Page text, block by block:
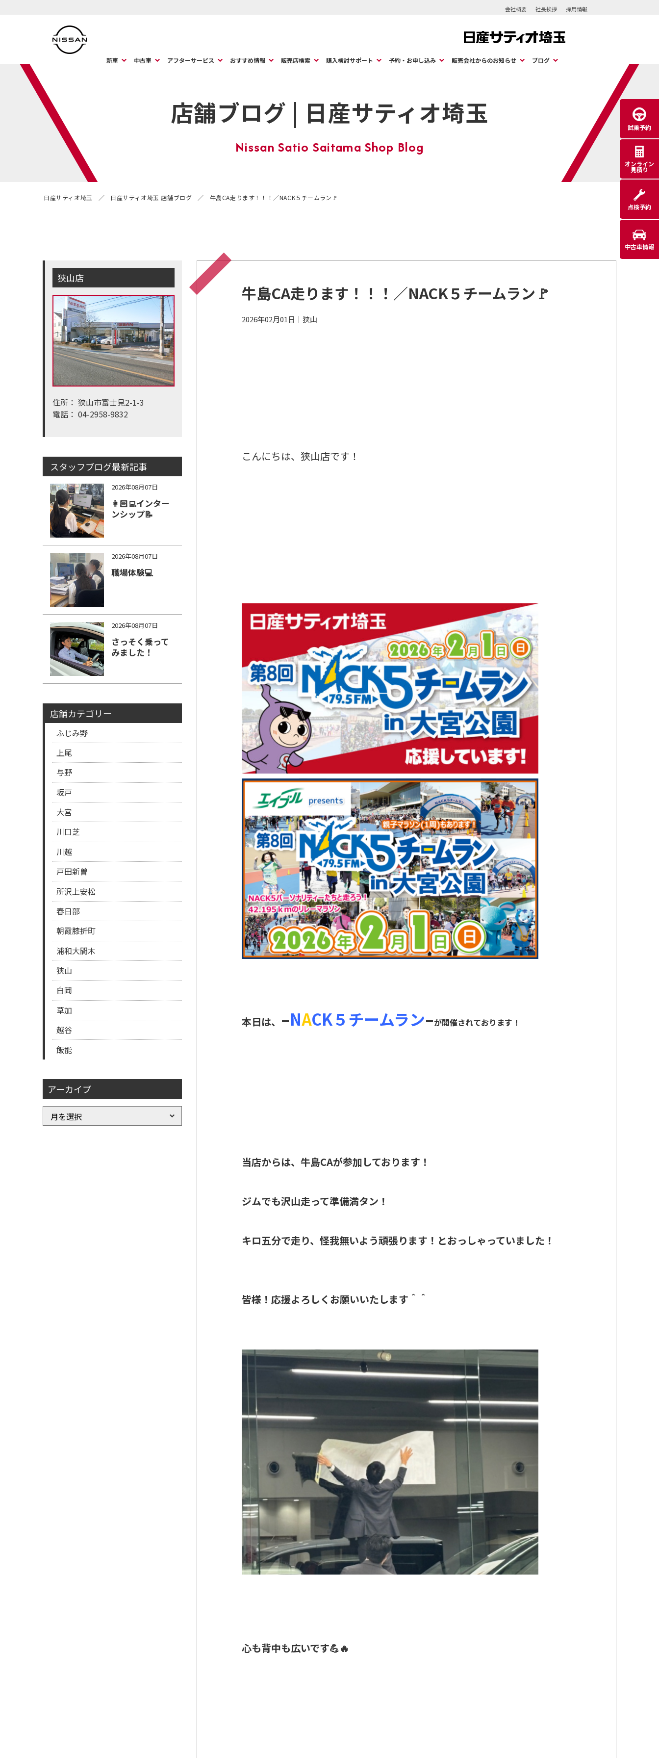
会社概要 社長挨拶 採用情報
新車 中古車 アフターサービス おすすめ情報 販売店検索 購入検討サポート 予約・お申し込み 販売会社からのお知らせ ブログ
店舗ブログ | 日産サティオ埼玉
日産サティオ埼玉 日産サティオ埼玉 店舗ブログ 牛島CA走ります！！！／NACK５チームラン🚩
牛島CA走ります！！！／NACK５チームラン🚩
2026年02月01日 ｜ 狭山
こんにちは、狭山店です！
本日は、 –NACK５チームラン–が開催されております！
当店からは、牛島CAが参加しております！
ジムでも沢山走って準備満タン！
キロ五分で走り、怪我無いよう頑張ります！ とおっしゃっていました！
皆様！応援よろしくお願いいたします＾＾
心も背中も広いです💪🔥
狭山店
住所： 狭山市富士見2-1-3
電話： 04-2958-9832
スタッフブログ最新記事
2026年08月07日
👩🏻‍💻インター
ンシップ📝
2026年08月07日
職場体験💻
2026年08月07日
さっそく乗って
みました！
店舗カテゴリー
ふじみ野
上尾
与野
坂戸
大宮
川口芝
川越
戸田新曽
所沢上安松
春日部
朝霞膝折町
浦和大間木
狭山
白岡
草加
越谷
飯能
アーカイブ
試乗予約
オンライン
見積り
点検予約
中古車情報